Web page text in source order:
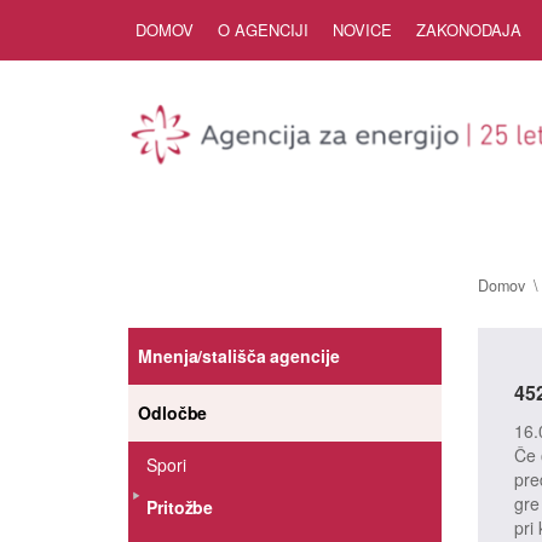
DOMOV O AGENCIJI NOVICE ZAKONODAJA
Domov
Mnenja/stališča agencije
Odločbe
Spori
Pritožbe
Če
pri